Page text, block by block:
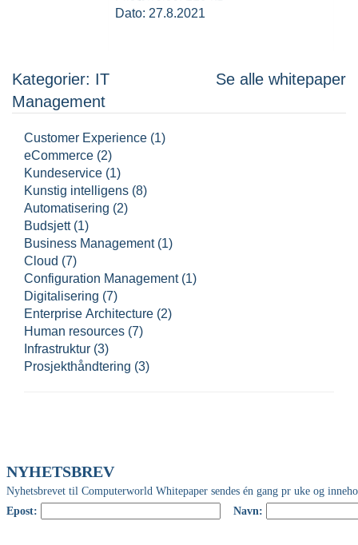
Dato: 27.8.2021
Kategorier: IT
Management
Se alle whitepaper
Customer Experience (1)
eCommerce (2)
Kundeservice (1)
Kunstig intelligens (8)
Automatisering (2)
Budsjett (1)
Business Management (1)
Cloud (7)
Configuration Management (1)
Digitalisering (7)
Enterprise Architecture (2)
Human resources (7)
Infrastruktur (3)
Prosjekthåndtering (3)